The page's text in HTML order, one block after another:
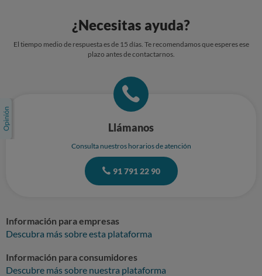
¿Necesitas ayuda?
El tiempo medio de respuesta es de 15 días. Te recomendamos que esperes ese
plazo antes de contactarnos.
Llámanos
Consulta nuestros horarios de atención
91 791 22 90
Información para empresas
Descubra más sobre esta plataforma
Información para consumidores
Descubre más sobre nuestra plataforma